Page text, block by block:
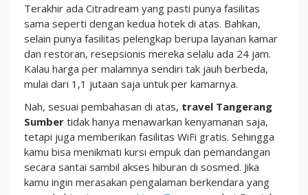
Terakhir ada Citradream yang pasti punya fasilitas
sama seperti dengan kedua hotek di atas. Bahkan,
selain punya fasilitas pelengkap berupa layanan kamar
dan restoran, resepsionis mereka selalu ada 24 jam.
Kalau harga per malamnya sendiri tak jauh berbeda,
mulai dari 1,1 jutaan saja untuk per kamarnya.
Nah, sesuai pembahasan di atas, travel Tangerang
Sumber tidak hanya menawarkan kenyamanan saja,
tetapi juga memberikan fasilitas WiFi gratis. Sehingga
kamu bisa menikmati kursi empuk dan pemandangan
secara santai sambil akses hiburan di sosmed. Jika
kamu ingin merasakan pengalaman berkendara yang